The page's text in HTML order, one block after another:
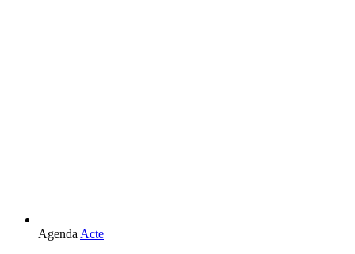
L'esdeveniment:
Agenda Acte